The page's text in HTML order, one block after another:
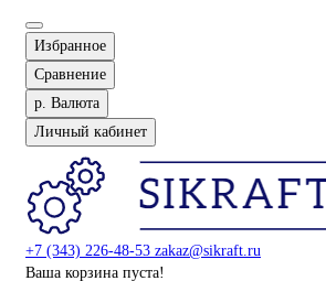
Избранное
Сравнение
р. Валюта
Личный кабинет
+7 (343) 226-48-53 zakaz@sikraft.ru
Ваша корзина пуста!